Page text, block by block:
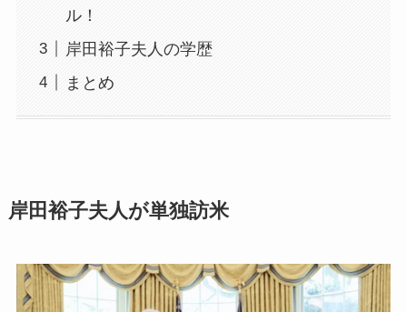
ル！
岸田裕子夫人の学歴
まとめ
岸田裕子夫人が単独訪米